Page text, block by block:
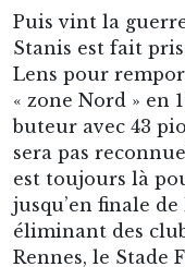
Puis vint la
Stanis est fait
Lens pour
« zone Nord »
buteur avec 43
sera pas
est toujours là
jusqu’en finale de
éliminant des
Rennes, le Stade